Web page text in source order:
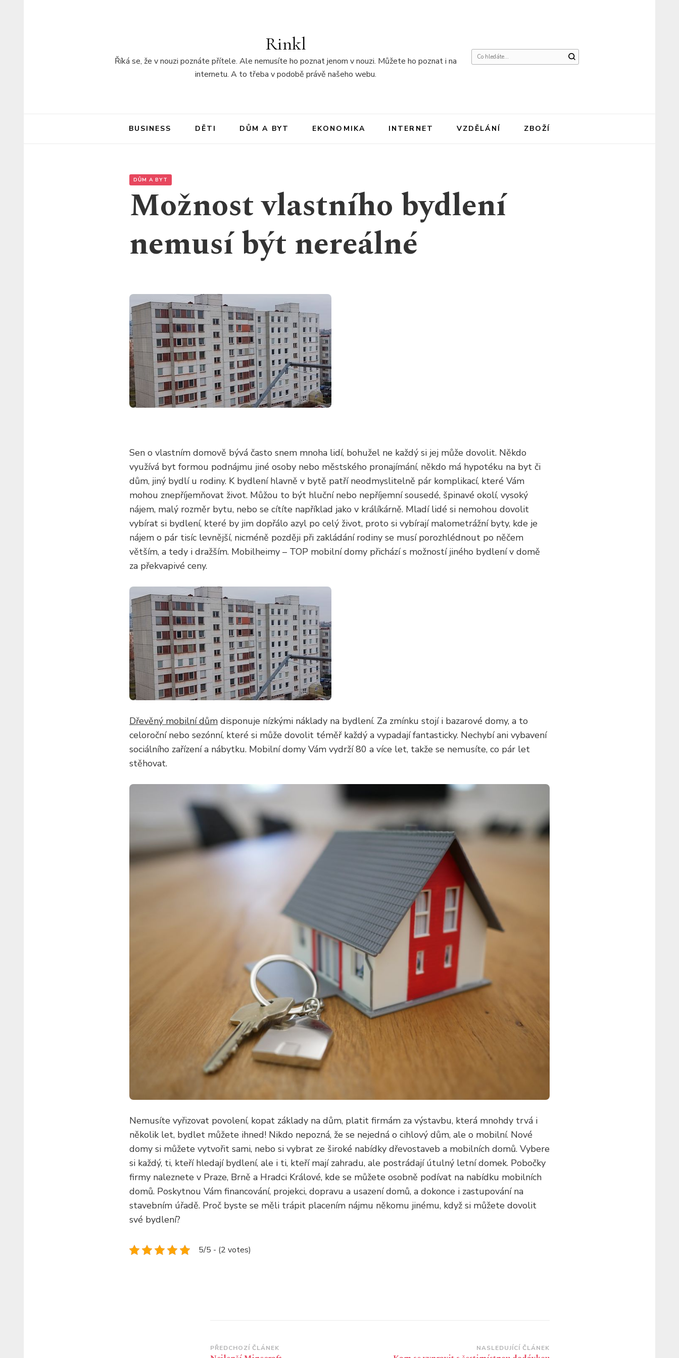
Rinkl
Říká se, že v nouzi poznáte přítele. Ale nemusíte ho poznat jenom v nouzi. Můžete ho poznat i na
internetu. A to třeba v podobě právě našeho webu.
Hledáte
BUSINESS DĚTI DŮM A BYT EKONOMIKA INTERNET VZDĚLÁNÍ ZBOŽÍ
DŮM A BYT
Možnost vlastního bydlení
nemusí být nereálné
Sen o vlastním domově bývá často snem mnoha lidí, bohužel ne každý si jej může dovolit. Někdo
využívá byt formou podnájmu jiné osoby nebo městského pronajímání, někdo má hypotéku na byt či
dům, jiný bydlí u rodiny. K bydlení hlavně v bytě patří neodmyslitelně pár komplikací, které Vám
mohou znepříjemňovat život. Můžou to být hluční nebo nepříjemní sousedé, špinavé okolí, vysoký
nájem, malý rozměr bytu, nebo se cítíte například jako v králíkárně. Mladí lidé si nemohou dovolit
vybírat si bydlení, které by jim dopřálo azyl po celý život, proto si vybírají malometrážní byty, kde je
nájem o pár tisíc levnější, nicméně později při zakládání rodiny se musí porozhlédnout po něčem
větším, a tedy i dražším. Mobilheimy – TOP mobilní domy přichází s možností jiného bydlení v domě
za překvapivé ceny.
Dřevěný mobilní dům disponuje nízkými náklady na bydlení. Za zmínku stojí i bazarové domy, a to
celoroční nebo sezónní, které si může dovolit téměř každý a vypadají fantasticky. Nechybí ani vybavení
sociálního zařízení a nábytku. Mobilní domy Vám vydrží 80 a více let, takže se nemusíte, co pár let
stěhovat.
Nemusíte vyřizovat povolení, kopat základy na dům, platit firmám za výstavbu, která mnohdy trvá i
několik let, bydlet můžete ihned! Nikdo nepozná, že se nejedná o cihlový dům, ale o mobilní. Nové
domy si můžete vytvořit sami, nebo si vybrat ze široké nabídky dřevostaveb a mobilních domů. Vybere
si každý, ti, kteří hledají bydlení, ale i ti, kteří mají zahradu, ale postrádají útulný letní domek. Pobočky
firmy naleznete v Praze, Brně a Hradci Králové, kde se můžete osobně podívat na nabídku mobilních
domů. Poskytnou Vám financování, projekci, dopravu a usazení domů, a dokonce i zastupování na
stavebním úřadě. Proč byste se měli trápit placením nájmu někomu jinému, když si můžete dovolit
své bydlení?
5/5 - (2 votes)
Navigace
PŘEDCHOZÍ ČLÁNEK NASLEDUJÍCÍ ČLÁNEK